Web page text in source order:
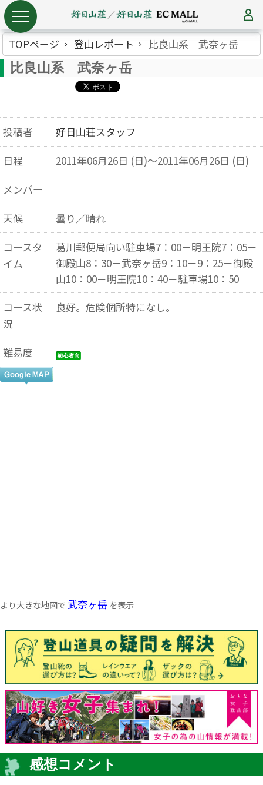
TOPページ 登山レポート 比良山系 武奈ヶ岳
比良山系 武奈ヶ岳
投稿者
好日山荘スタッフ
日程
2011年06月26日 (日)～2011年06月26日 (日)
メンバー
天候
曇り／晴れ
コースタ
イム
葛川郵便局向い駐車場7：00－明王院7：05－
御殿山8：30－武奈ヶ岳9：10－9：25－御殿
山10：00－明王院10：40－駐車場10：50
コース状
況
良好。危険個所特になし。
難易度
より大きな地図で 武奈ヶ岳 を表示
感想コメント